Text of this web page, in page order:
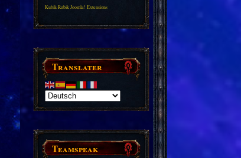
Kubik-Rubik Joomla! Extensions
Translater
Teamspeak